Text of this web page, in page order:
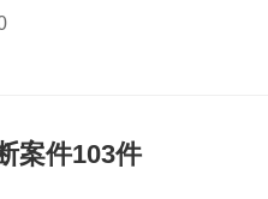
案件103件